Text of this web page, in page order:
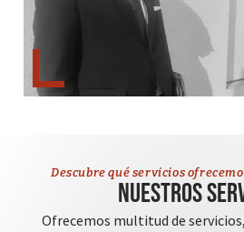
Descubre qué servicios
Nuestros
Ofrecemos multitud de